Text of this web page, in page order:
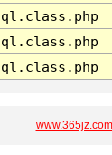
www.365jz.com